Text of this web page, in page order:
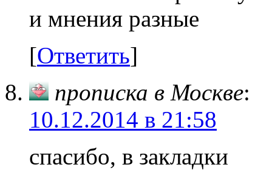
и мнения разные
[Ответить]
прописка в Москве:
10.12.2014 в 21:58
спасибо, в закладки